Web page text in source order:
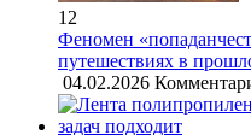
12
Феномен
путешествиях в
04.02.2026